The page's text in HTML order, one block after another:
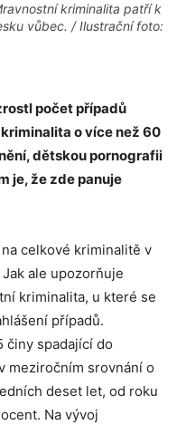
kriminalita patří k
vůbec. / Ilustrační foto:
počet případů
o více než 60
dětskou pornografii
je, že zde panuje
celkové kriminalitě v
ale upozorňuje
kriminalita, u které se
případů.
činy spadající do
meziročním srovnání o
deset let, od roku
Na vývoj